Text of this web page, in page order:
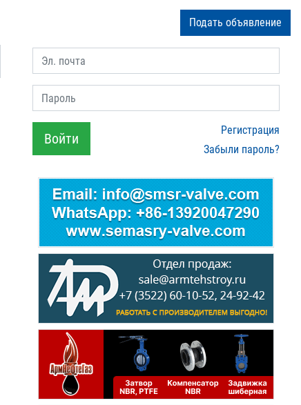
Подать объявление
Эл. почта
Пароль
Войти
Регистрация
Забыли пароль?